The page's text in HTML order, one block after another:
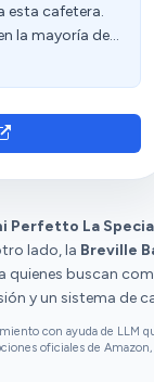
esta cafetera.
la mayoría de
bueno.
lo que
tienen opiniones
facilidad de uso
Perfetto La
lado, la Breville
quienes buscan
y un sistema de
con ayuda de LLM
oficiales de